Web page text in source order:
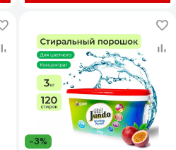
-3%